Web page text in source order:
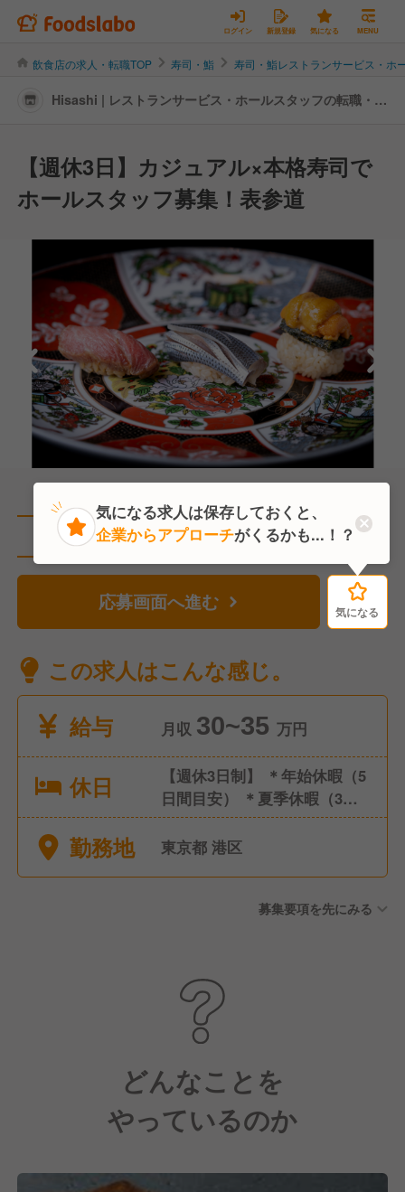
ログイン 新規登録 気になる MENU
飲食店の求人・転職TOP 寿司・鮨 寿司・鮨レストランサービス・ホ
Hisashi | レストランサービス・ホールスタッフの転職・求
【週休3日】カジュアル×本格寿司で
ホールスタッフ募集！表参道
直近5人がこの求人を検討中
応募画面へ進む 気になる
この求人はこんな感じ。
給与
月収 30~35 万円
休日
【週休3日制】 ＊年始休暇（5
日間目安） ＊夏季休暇（3日
間目安）
勤務地 東京都 港区
募集要項を先にみる
どんなことを
やっているのか
気になる
気になる求人は保存しておくと、
企業からアプローチがくるかも...！？